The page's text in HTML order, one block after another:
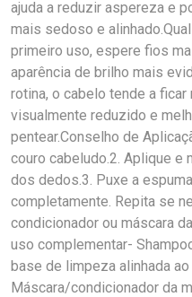
ajuda a reduzir aspereza e
mais sedoso e
primeiro uso, espere fios
aparência de brilho mais
rotina, o cabelo tende a
visualmente reduzido e
pentear.Conselho de
couro cabeludo.2. Aplique e
dos dedos.3. Puxe a
completamente. Repita se
condicionador ou máscara
uso complementar-
base de limpeza alinhada
Máscara/condicionador da